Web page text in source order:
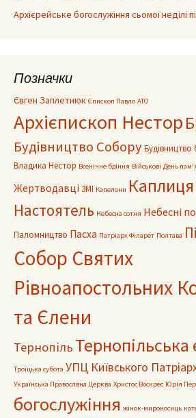
Архієрейське богослужіння сьомої неділі
Позначки
Євген Заплетнюк Єпископ Павло АТО
Архієпископ Нестор
Будівництво Собору Будівництво
Владика Нестор Всенічне бдіння Військові День
Жертводавці ЗМІ Капелани Каплиця
Настоятель Небесна сотня Небесні
Паломництво Пасха Патріарх Філарет Полтава
Собор Святих
Рівноапостольних
та Єлени
Тернопіль Тернопільська
Троїцька субота УПЦ Київського
Українська Правослвна Церква Христос Воскрес Юрія
богослужіння жінок-мироносиць